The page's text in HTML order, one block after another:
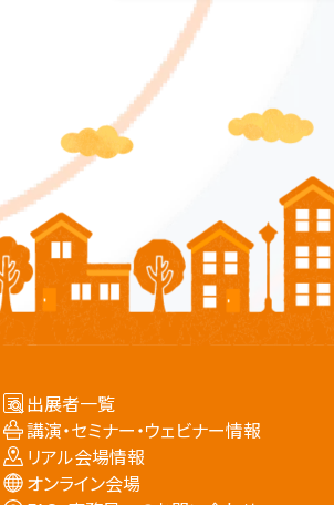
出展者一覧
講演・セミナー・ウェビナー情報
リアル会場情報
オンライン会場